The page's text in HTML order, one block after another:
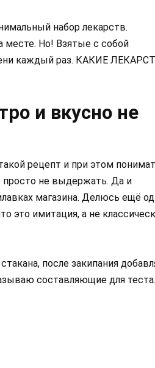
набор лекарств.
месте. Но! Взятые с собой
каждый раз. КАКИЕ
и вкусно не
рецепт и при этом
просто не выдержать. Да и
магазина. Делюсь ещё
это имитация, а не
после закипания
составляющие для теста.